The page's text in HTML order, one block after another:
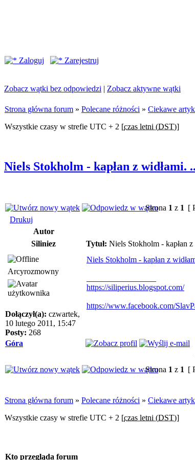
Zaloguj
Zarejestruj
Zobacz wątki bez odpowiedzi | Zobacz aktywne wątki
Strona główna forum » Polecane różności » Ciekawe
Wszystkie czasy w strefie UTC + 2 [czas letni (DST)]
Niels Stokholm - kapłan z widłami.
Strona 1 z 1 [
Drukuj
Autor
Siliniez
Tytuł: Niels Stokholm - kapłan z
Arcyrozmowny
Dołączył(a): czwartek,
10 lutego 2011, 15:47
Posty: 268
Niels Stokholm - kapłan z
https://siliperius.blogspot.com/
https://www.facebook.com/
Góra
Strona 1 z 1 [
Strona główna forum » Polecane różności » Ciekawe
Wszystkie czasy w strefie UTC + 2 [czas letni (DST)]
Kto przegląda forum